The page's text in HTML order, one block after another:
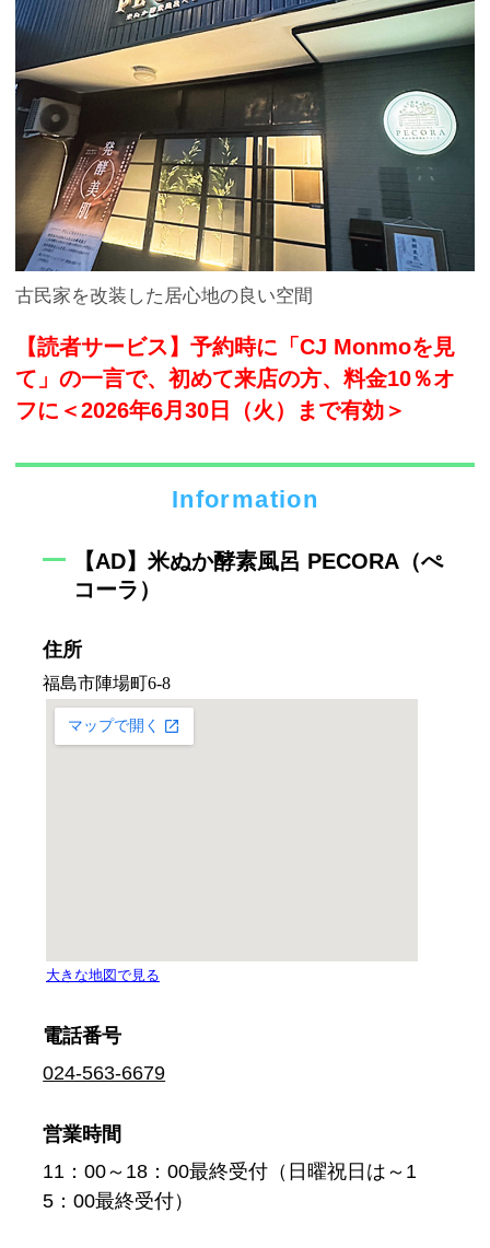
古民家を改装した居心地の良い空間
【読者サービス】予約時に「CJ Monmoを見
て」の一言で、初めて来店の方、料金10％オ
フに＜2026年6月30日（火）まで有効＞
Information
【AD】米ぬか酵素風呂 PECORA（ぺ
コーラ）
住所
電話番号
024-563-6679
営業時間
11：00～18：00最終受付（日曜祝日は～1
5：00最終受付）